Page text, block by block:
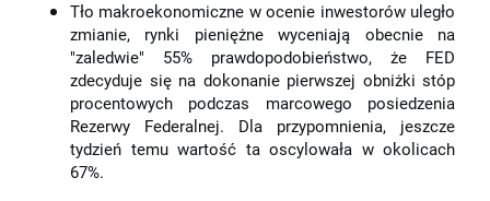
Tło makroekonomiczne w ocenie inwestorów uległo
zmianie, rynki pieniężne wyceniają obecnie na
"zaledwie" 55% prawdopodobieństwo, że FED
zdecyduje się na dokonanie pierwszej obniżki stóp
procentowych podczas marcowego posiedzenia
Rezerwy Federalnej. Dla przypomnienia, jeszcze
tydzień temu wartość ta oscylowała w okolicach
67%.